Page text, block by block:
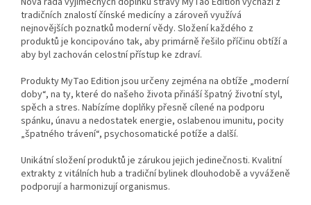
tradičních znalostí čínské medicíny a zároveň využívá
nejnovějších poznatků moderní vědy. Složení každého z
produktů je koncipováno tak, aby primárně řešilo příčinu obtíží a
aby byl zachován celostní přístup ke zdraví.
Produkty MyTao Edition jsou určeny zejména na obtíže „moderní
doby“, na ty, které do našeho života přináší špatný životní styl,
spěch a stres. Nabízíme doplňky přesně cílené na podporu
spánku, únavu a nedostatek energie, oslabenou imunitu, pocity
„špatného trávení“, psychosomatické potíže a další.
Unikátní složení produktů je zárukou jejich jedinečnosti. Kvalitní
extrakty z vitálních hub a tradiční bylinek dlouhodobě a vyváženě
podporují a harmonizují organismus.